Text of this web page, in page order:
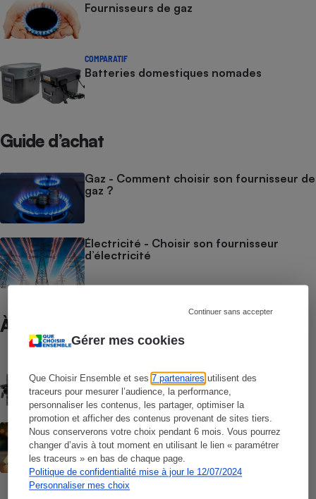
Gérer mes cookies
Que Choisir Ensemble et ses7 partenaires utilisent des
traceurs pour mesurer l’audience, la performance,
personnaliser les contenus, les partager, optimiser la
promotion et afficher des contenus provenant de sites tiers.
Nous conserverons votre choix pendant 6 mois. Vous pourrez
changer d’avis à tout moment en utilisant le lien « paramétrer
les traceurs » en bas de chaque page.
Politique de confidentialité mise à jour le 12/07/2024
Personnaliser mes choix
Continuer sans accepter
Fournisseurs de gaz
COMPARATIF
Batteries domestiques nomades
Guide d’achat
Gaz - Comment choisir son fournisseur de
gaz ?
Électricité - Choisir son fournisseur
d’électricité
À ne pas manquer
Batteries domestiques
ACTUALITÉ
Prix de l’électricité - Les tarifs
réglementés vont repartir à la hausse au
1er août
COMPARATEUR